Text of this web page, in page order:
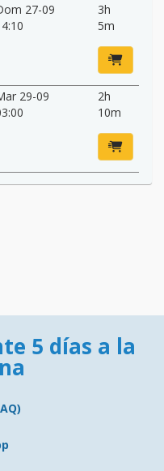
27-09
3h
5m
29-09
2h
10m
5 días a la